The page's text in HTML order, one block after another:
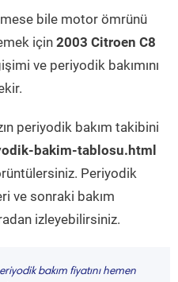
bile motor ömrünü
için 2003 Citroen C8
ve periyodik bakımını
periyodik bakım takibini
bakim-tablosu.html
Periyodik
ve sonraki bakım
izleyebilirsiniz.
bakım fiyatını hemen